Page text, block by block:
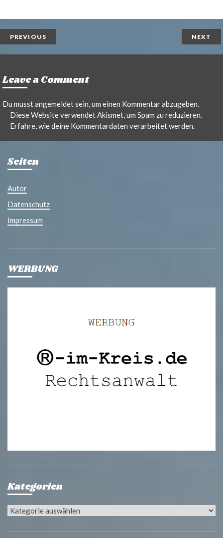
n
i
PREVIOUS NEXT
Leave a Comment
Du musstangemeldetsein, um einen Kommentar abzugeben.
Diese Website verwendet Akismet, um Spam zu reduzieren.
Erfahre, wie deine Kommentardaten verarbeitet werden.
Seiten
Autor
Datenschutz
Impressum
WERBUNG
Kategorien
Kategorien